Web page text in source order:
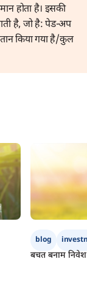
होता है। इसकी
है, जो है: पेड-अप
किया गया है/कुल
blog
बचत बनाम